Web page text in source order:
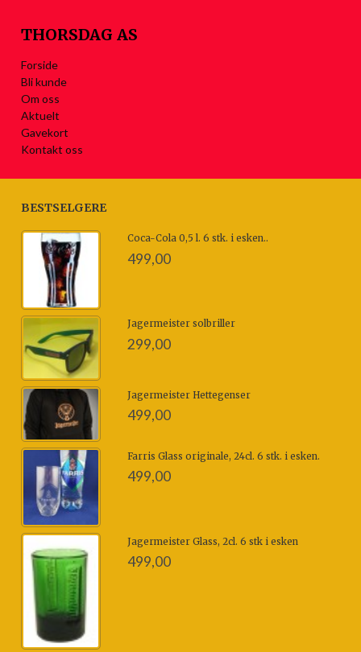
THORSDAG AS
Forside
Bli kunde
Om oss
Aktuelt
Gavekort
Kontakt oss
BESTSELGERE
Coca-Cola 0,5 l. 6 stk. i esken..
499,00
Jagermeister solbriller
299,00
Jagermeister Hettegenser
499,00
Farris Glass originale, 24cl. 6 stk. i esken.
499,00
Jagermeister Glass, 2cl. 6 stk i esken
499,00